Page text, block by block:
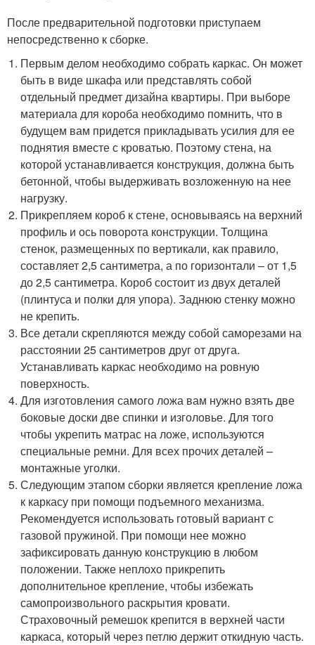
После предварительной подготовки приступаем
непосредственно к сборке.
Первым делом необходимо собрать каркас. Он может
быть в виде шкафа или представлять собой
отдельный предмет дизайна квартиры. При выборе
материала для короба необходимо помнить, что в
будущем вам придется прикладывать усилия для ее
поднятия вместе с кроватью. Поэтому стена, на
которой устанавливается конструкция, должна быть
бетонной, чтобы выдерживать возложенную на нее
нагрузку.
Прикрепляем короб к стене, основываясь на верхний
профиль и ось поворота конструкции. Толщина
стенок, размещенных по вертикали, как правило,
составляет 2,5 сантиметра, а по горизонтали – от 1,5
до 2,5 сантиметра. Короб состоит из двух деталей
(плинтуса и полки для упора). Заднюю стенку можно
не крепить.
Все детали скрепляются между собой саморезами на
расстоянии 25 сантиметров друг от друга.
Устанавливать каркас необходимо на ровную
поверхность.
Для изготовления самого ложа вам нужно взять две
боковые доски две спинки и изголовье. Для того
чтобы укрепить матрас на ложе, используются
специальные ремни. Для всех прочих деталей –
монтажные уголки.
Следующим этапом сборки является крепление ложа
к каркасу при помощи подъемного механизма.
Рекомендуется использовать готовый вариант с
газовой пружиной. При помощи нее можно
зафиксировать данную конструкцию в любом
положении. Также неплохо прикрепить
дополнительное крепление, чтобы избежать
самопроизвольного раскрытия кровати.
Страховочный ремешок крепится в верхней части
каркаса, который через петлю держит откидную часть.